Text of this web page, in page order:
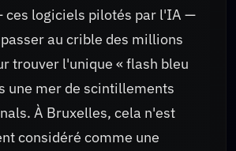
ces logiciels pilotés par l'IA —
au crible des millions
trouver l'unique « flash bleu
une mer de scintillements
À Bruxelles, cela n'est
considéré comme une